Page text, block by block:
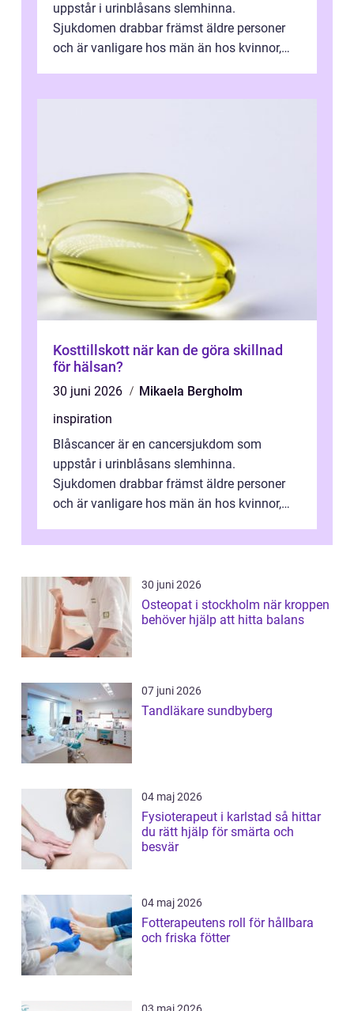
uppstår i urinblåsans slemhinna.
Sjukdomen drabbar främst äldre personer
och är vanligare hos män än hos kvinnor,
Kosttillskott när kan de göra skillnad
för hälsan?
30 juni 2026
Mikaela Bergholm
inspiration
Blåscancer är en cancersjukdom som
uppstår i urinblåsans slemhinna.
Sjukdomen drabbar främst äldre personer
och är vanligare hos män än hos kvinnor,
förändringarna u...
30 juni 2026
Osteopat i stockholm när kroppen
behöver hjälp att hitta balans
07 juni 2026
Tandläkare sundbyberg
04 maj 2026
Fysioterapeut i karlstad så hittar
du rätt hjälp för smärta och
besvär
04 maj 2026
Fotterapeutens roll för hållbara
och friska fötter